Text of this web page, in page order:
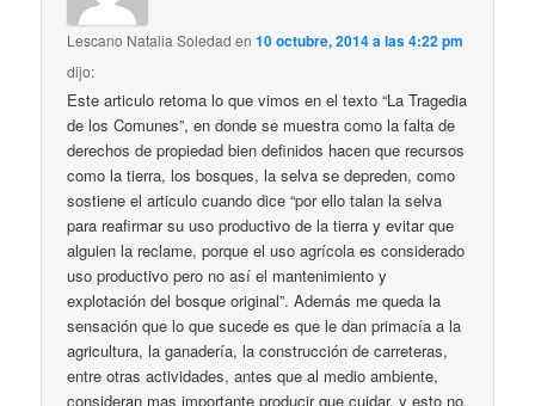
Lescano Natalia Soledad en10 octubre, 2014 a las 4:22 pm
dijo:
Este articulo retoma lo que vimos en el texto “La Tragedia
de los Comunes”, en donde se muestra como la falta de
derechos de propiedad bien definidos hacen que recursos
como la tierra, los bosques, la selva se depreden, como
sostiene el articulo cuando dice “por ello talan la selva
para reafirmar su uso productivo de la tierra y evitar que
alguien la reclame, porque el uso agrícola es considerado
uso productivo pero no así el mantenimiento y
explotación del bosque original”. Además me queda la
sensación que lo que sucede es que le dan primacía a la
agricultura, la ganadería, la construcción de carreteras,
entre otras actividades, antes que al medio ambiente,
consideran mas importante producir que cuidar, y esto no